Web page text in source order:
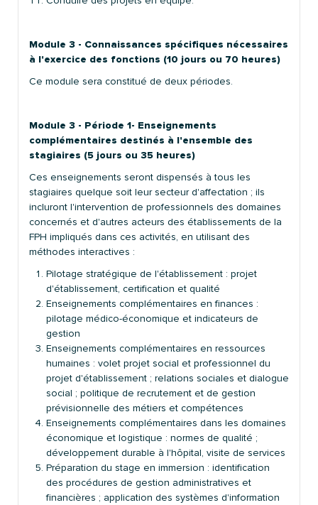
Module 3 - Connaissances spécifiques nécessaires
à l'exercice des fonctions (10 jours ou 70 heures)
Ce module sera constitué de deux périodes.
Module 3 - Période 1- Enseignements
complémentaires destinés à l'ensemble des
stagiaires (5 jours ou 35 heures)
Ces enseignements seront dispensés à tous les
stagiaires quelque soit leur secteur d'affectation ; ils
incluront l'intervention de professionnels des domaines
concernés et d'autres acteurs des établissements de la
FPH impliqués dans ces activités, en utilisant des
méthodes interactives :
Pilotage stratégique de l'établissement : projet
d'établissement, certification et qualité
Enseignements complémentaires en finances :
pilotage médico-économique et indicateurs de
gestion
Enseignements complémentaires en ressources
humaines : volet projet social et professionnel du
projet d'établissement ; relations sociales et dialogue
social ; politique de recrutement et de gestion
prévisionnelle des métiers et compétences
Enseignements complémentaires dans les domaines
économique et logistique : normes de qualité ;
développement durable à l'hôpital, visite de services
Préparation du stage en immersion : identification
des procédures de gestion administratives et
financières ; application des systèmes d'information